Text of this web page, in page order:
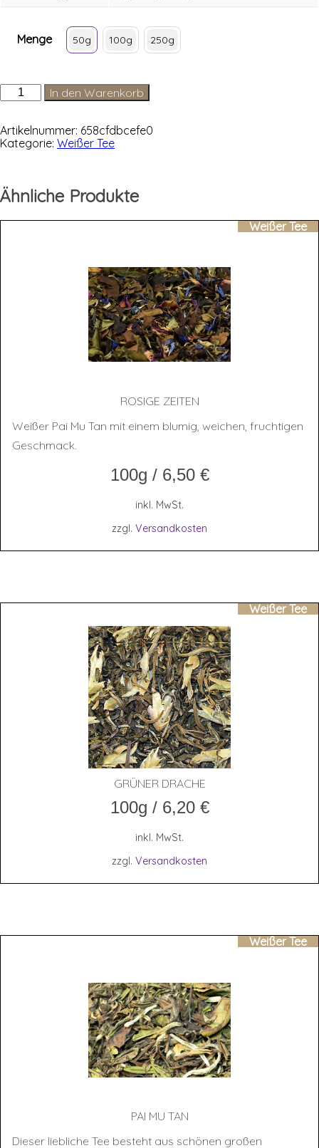
Menge 50g 100g 250g
China
Silver
Guangi
Menge
In den Warenkorb
Artikelnummer: 658cfdbcefe0
Kategorie: Weißer Tee
Ähnliche Produkte
Weißer Tee
ROSI­GE ZEITEN
Weißer Pai Mu Tan mit einem blumig, weichen, fruchtigen
Geschmack.
100g / 6,50 €
inkl. MwSt.
zzgl. Versandkosten
Weißer Tee
GRÜ­NER DRACHE
100g / 6,20 €
inkl. MwSt.
zzgl. Versandkosten
Weißer Tee
PAI MU TAN
Dieser liebliche Tee besteht aus schönen großen